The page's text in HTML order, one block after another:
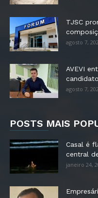
TJSC
agosto 7,
AVEVI
agosto 7,
POSTS MAIS
Casal é
central
janeiro 24,